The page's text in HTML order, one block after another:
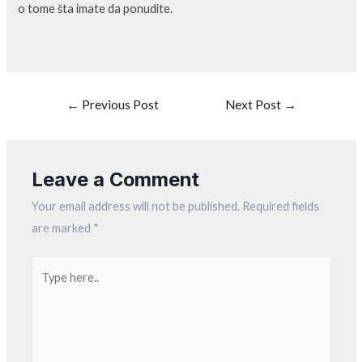
o tome šta imate da ponudite.
← Previous Post Next Post →
Leave a Comment
Your email address will not be published. Required fields
are marked *